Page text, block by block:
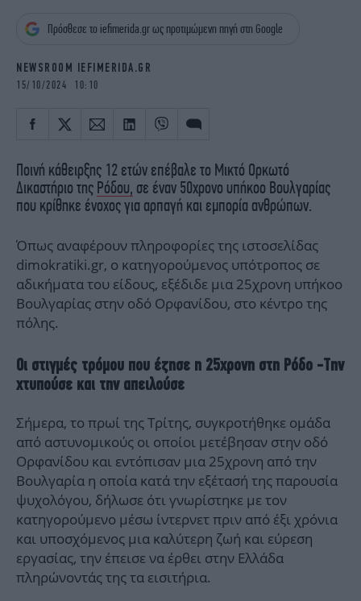
OSCARS
THE OCEAN
Πρόσθεσε το iefimerida.gr ως προτιμώμενη πηγή στη Google
NEWSROOM IEFIMERIDA.GR
15/10/2024 10:10
Ποινή κάθειρξης 12 ετών επέβαλε το Μικτό Ορκωτό
Δικαστήριο της Ρόδου, σε έναν 50χρονο υπήκοο Βουλγαρίας
που κρίθηκε ένοχος για αρπαγή και εμπορία ανθρώπων.
Όπως αναφέρουν πληροφορίες της ιστοσελίδας
dimokratiki.gr, ο κατηγορούμενος υπότροπος σε
αδικήματα του είδους, εξέδιδε μια 25χρονη υπήκοο
Βουλγαρίας στην οδό Ορφανίδου, στο κέντρο της
πόλης.
Οι στιγμές τρόμου που έζησε η 25χρονη στη Ρόδο -Την
χτυπούσε και την απειλούσε
Σήμερα, το πρωί της Τρίτης, συγκροτήθηκε ομάδα
από αστυνομικούς οι οποίοι μετέβησαν στην οδό
Ορφανίδου και εντόπισαν μια 25χρονη από την
Βουλγαρία η οποία κατά την εξέτασή της παρουσία
ψυχολόγου, δήλωσε ότι γνωρίστηκε με τον
κατηγορούμενο μέσω ίντερνετ πριν από έξι χρόνια
και υποσχόμενος μια καλύτερη ζωή και εύρεση
εργασίας, την έπεισε να έρθει στην Ελλάδα
πληρώνοντάς της τα εισιτήρια.